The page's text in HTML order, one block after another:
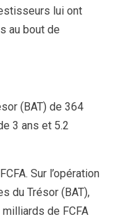
lui ont
au bout de
(BAT) de 364
3 ans et 5.2
Sur l’opération
du Trésor (BAT),
de FCFA